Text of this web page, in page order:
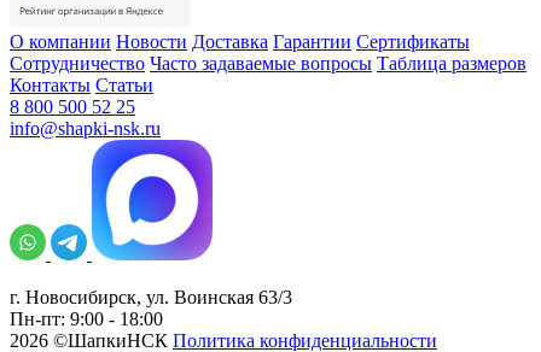
О компании Новости Доставка Гарантии Сертификаты
Сотрудничество Часто задаваемые вопросы Таблица размеров
Контакты Статьи
8 800 500 52 25
info@shapki-nsk.ru
г. Новосибирск, ул. Воинская 63/3
Пн-пт: 9:00 - 18:00
2026 ©ШапкиНСК Политика конфиденциальности